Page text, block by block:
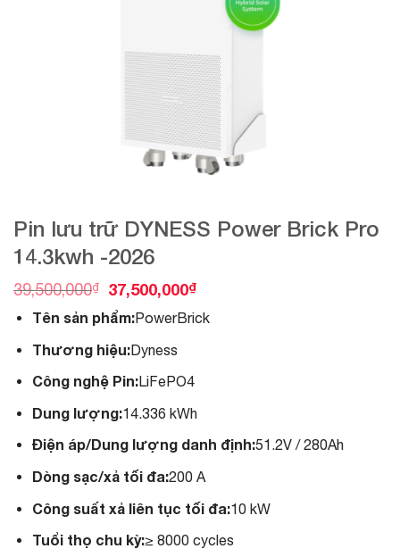
Pin lưu trữ DYNESS Power Brick Pro
14.3kwh -2026
39,500,000₫
O
i
i
a
p
i
e
a
:
37,500,000₫C
r
r
c
i
s
:
7
Tên sản phẩm:PowerBrick
Thương hiệu:Dyness
Công nghệ Pin:LiFePO4
Dung lượng:14.336 kWh
Điện áp/Dung lượng danh định:51.2V / 280Ah
Dòng sạc/xả tối đa:200 A
Công suất xả liên tục tối đa:10 kW
Tuổi thọ chu kỳ:≥ 8000 cycles